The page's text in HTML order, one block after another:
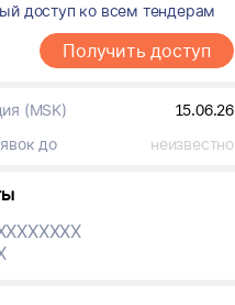
доступ ко всем тендерам
Получить доступ
(MSK)
15.06.26
до
неизвестно
XXXXXXX